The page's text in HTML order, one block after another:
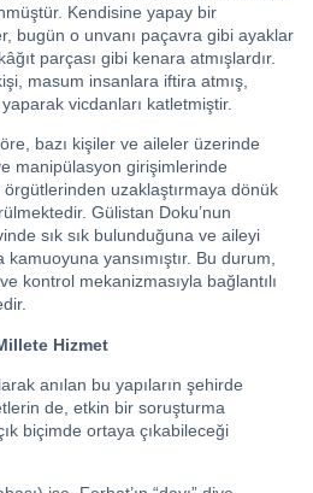
Kendisine yapay bir
bugün o unvanı paçavra gibi ayaklar
parçası gibi kenara atmışlardır.
masum insanlara iftira atmış,
vicdanları katletmiştir.
bazı kişiler ve aileler üzerinde
manipülasyon girişimlerinde
uzaklaştırmaya dönük
Gülistan Doku’nun
sık sık bulunduğuna ve aileyi
yansımıştır. Bu durum,
kontrol mekanizmasıyla bağlantılı
Hizmet
anılan bu yapıların şehirde
de, etkin bir soruşturma
biçimde ortaya çıkabileceği